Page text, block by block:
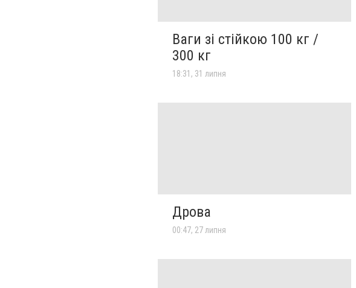
Ваги зі стійкою 100 кг /
300 кг
18:31, 31 липня
Дрова
00:47, 27 липня